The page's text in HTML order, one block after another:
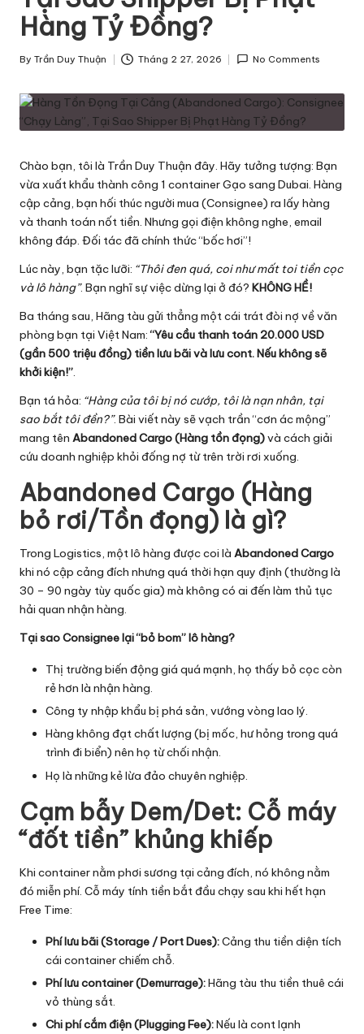
h
ô
n
g
T
i
n
v
ề
L
o
g
is
ti
c
s
Hàng Tỷ Đồng?
Posted
By Trần Duy Thuận Tháng 2 27, 2026 No Comments
Chào bạn, tôi là Trần Duy Thuận đây. Hãy tưởng tượng: Bạn
vừa xuất khẩu thành công 1 container Gạo sang Dubai. Hàng
cập cảng, bạn hối thúc người mua (Consignee) ra lấy hàng
và thanh toán nốt tiền. Nhưng gọi điện không nghe, email
không đáp. Đối tác đã chính thức “bốc hơi”!
Lúc này, bạn tặc lưỡi: “Thôi đen quá, coi như mất toi tiền cọc
và lô hàng”. Bạn nghĩ sự việc dừng lại ở đó? KHÔNG HỀ!
Ba tháng sau, Hãng tàu gửi thẳng một cái trát đòi nợ về văn
phòng bạn tại Việt Nam:“Yêu cầu thanh toán 20.000 USD
(gần 500 triệu đồng) tiền lưu bãi và lưu cont. Nếu không sẽ
khởi kiện!”.
Bạn tá hỏa: “Hàng của tôi bị nó cướp, tôi là nạn nhân, tại
sao bắt tôi đền?”. Bài viết này sẽ vạch trần “cơn ác mộng”
mang tên Abandoned Cargo (Hàng tồn đọng)và cách giải
cứu doanh nghiệp khỏi đống nợ từ trên trời rơi xuống.
Abandoned Cargo (Hàng
bỏ rơi/Tồn đọng) là gì?
Trong Logistics, một lô hàng được coi là Abandoned Cargo
khi nó cập cảng đích nhưng quá thời hạn quy định (thường là
30 – 90 ngày tùy quốc gia) mà không có ai đến làm thủ tục
hải quan nhận hàng.
Tại sao Consignee lại “bỏ bom” lô hàng?
Thị trường biến động giá quá mạnh, họ thấy bỏ cọc còn
rẻ hơn là nhận hàng.
Công ty nhập khẩu bị phá sản, vướng vòng lao lý.
Hàng không đạt chất lượng (bị mốc, hư hỏng trong quá
trình đi biển) nên họ từ chối nhận.
Họ là những kẻ lừa đảo chuyên nghiệp.
Cạm bẫy Dem/Det: Cỗ máy
“đốt tiền” khủng khiếp
Khi container nằm phơi sương tại cảng đích, nó không nằm
đó miễn phí. Cỗ máy tính tiền bắt đầu chạy sau khi hết hạn
Free Time:
Phí lưu bãi (Storage / Port Dues):Cảng thu tiền diện tích
cái container chiếm chỗ.
Phí lưu container (Demurrage):Hãng tàu thu tiền thuê cái
vỏ thùng sắt.
Chi phí cắm điện (Plugging Fee):Nếu là cont lạnh